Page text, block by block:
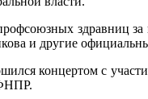
здравниц
и другие
концертом с